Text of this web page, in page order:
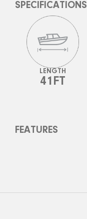
SPECIFICATIONS
LENGTH
41FT
FEATURES